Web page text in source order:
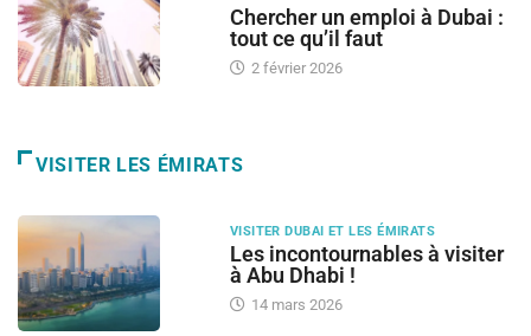
Chercher un emploi à Dubai :
tout ce qu’il faut
2 février 2026
VISITER LES ÉMIRATS
VISITER DUBAI ET LES ÉMIRATS
Les incontournables à visiter
à Abu Dhabi !
14 mars 2026